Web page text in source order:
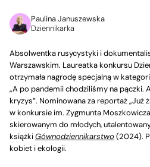
Paulina Januszewska
Dziennikarka
Absolwentka rusycystyki i
Warszawskim. Laureatka konkursu
otrzymała nagrodę specjalną w
„A po pandemii chodziliśmy na pączki.
kryzys”. Nominowana za reportaż „Już
w konkursie im. Zygmunta Moszkowicza
skierowanym do młodych,
książkiGównodziennikarstwo (2024).
kobiet i ekologii.